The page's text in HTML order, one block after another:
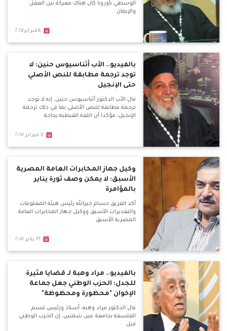
الوسطي بأوروبا كان هناك معركة بين العقل
والإيمان
١٤فبراير٢٠١٧
بالفيديو.. الأب أثناسيوس حنين: لا
توجد ترجمة مطابقة للنص الأصلي
حتى الإنجيل
قال الأب الدكتور أثناسيوس حنين، إنه لا توجد
ترجمة مطابقة للنص الأصلي بما في ذلك ترجمة
الإنجيل، مؤكدا أن اللغة القبطية بحاجة
٧ فبراير ٢٠١٧
وكيل جهاز المخابرات العامة المصرية
الأسبق: لا يمكن وصف ثورة يناير
بالمؤامرة
أكد الفريق حسام خيرالله رئيس هيئة المعلومات
والتقديرات الأسبق ووكيل جهاز المخابرات العامة
المصرية الأسبق
٣١ يناير ٢٠١٧
بالفيديو.. مراد وهبة لـ قضايا مثيرة
للجدل: الحزب الوطني جعل جماعة
الإخوان "محظورة ومحظوظة"
قال الدكتور مراد وهبه، أستاذ ورئيس قسم
الفلسفة بجامعة عين شمس، إن الحزب الوطني
قبل